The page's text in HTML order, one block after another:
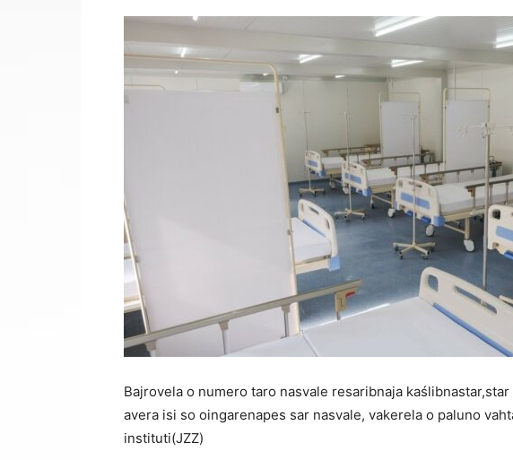
Bajrovela o numero taro nasvale resaribnaja
avera isi so oingarenapes sar nasvale, vakerela o paluno
instituti(JZZ)